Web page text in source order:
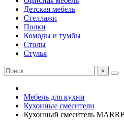
Детская мебель
Стеллажи
Полки
Комоды и тумбы
Столы
Стулья
×
Мебель для кухни
Кухонные смесители
Кухонный смеситель